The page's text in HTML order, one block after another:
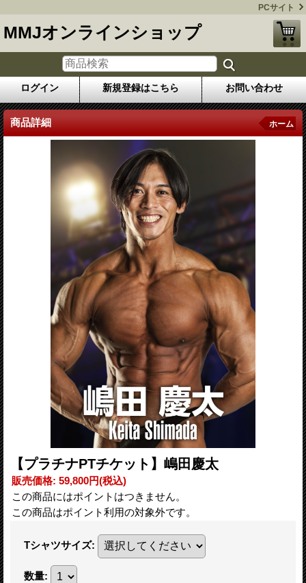
PCサイト
MMJオンラインショップ
ログイン 新規登録はこちら お問い合わせ
商品詳細 ホーム
【プラチナPTチケット】嶋田慶太
販売価格: 59,800円(税込)
この商品にはポイントはつきません。
この商品はポイント利用の対象外です。
Tシャツサイズ:
数量: